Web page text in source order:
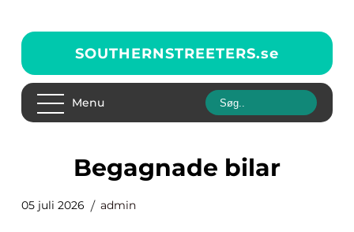
SOUTHERNSTREETERS.se
Menu
Begagnade bilar
05 juli 2026 admin